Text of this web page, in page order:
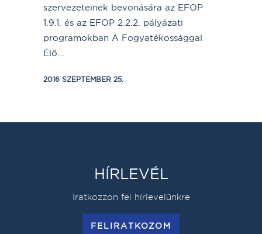
szervezeteinek bevonására az EFOP
1.9.1. és az EFOP 2.2.2. pályázati
programokban A Fogyatékossággal
Élő...
2016 SZEPTEMBER 25.
HÍRLEVÉL
Iratkozzon fel hírlevelünkre
FELIRATKOZOM